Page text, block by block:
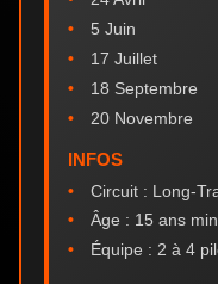
5 Juin
17 Juillet
18 Septembre
20 Novembre
INFOS
Circuit : Long-
Âge : 15 ans
Équipe : 2 à 4